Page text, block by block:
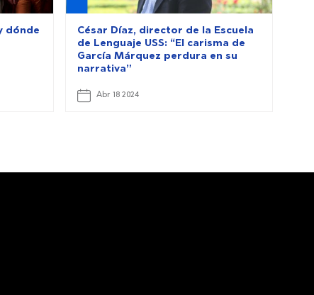
dónde
César Díaz, director de la Escuela
de Lenguaje USS: “El carisma de
García Márquez perdura en su
narrativa”
Abr 18 2024